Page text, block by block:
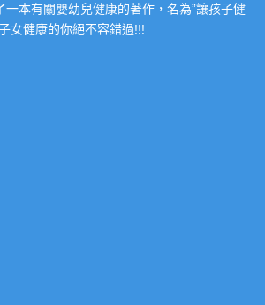
一本有關嬰幼兒健康的著作，名為”讓孩子健
女健康的你絕不容錯過!!!